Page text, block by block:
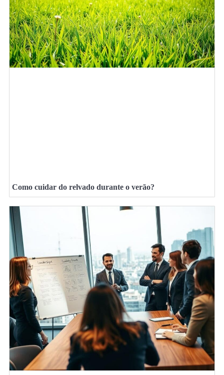
Como cuidar do relvado durante o verão?